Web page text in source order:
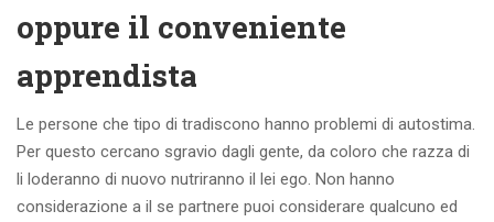
oppure il conveniente
apprendista
Le persone che tipo di tradiscono hanno problemi di autostima.
Per questo cercano sgravio dagli gente, da coloro che razza di
li loderanno di nuovo nutriranno il lei ego. Non hanno
considerazione a il se partnere puoi considerare qualcuno ed